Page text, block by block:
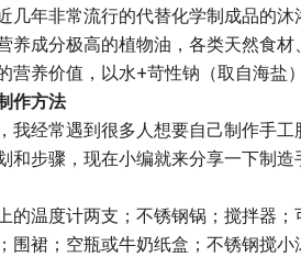
几年非常流行的代替化学制成品的
养成分极高的植物油，各类天然食
营养价值，以水+苛性钠（取自海盐
作方法
我经常遇到很多人想要自己制作手
和步骤，现在小编就来分享一下制造
的温度计两支；不锈钢锅；搅拌器
围裙；空瓶或牛奶纸盒；不锈钢搅